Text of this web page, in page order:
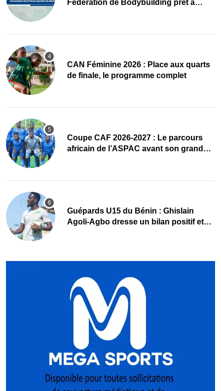
Fédération de Bodybuilding prêt à
CAN Féminine 2026 : Place aux quarts
de finale, le programme complet
Coupe CAF 2026-2027 : Le parcours
africain de l’ASPAC avant son grand
Guépards U15 du Bénin : Ghislain
Agoli-Agbo dresse un bilan positif et